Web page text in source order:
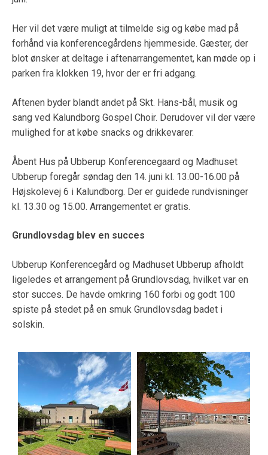
Her vil det være muligt at tilmelde sig og købe mad på
forhånd via konferencegårdens hjemmeside. Gæster, der
blot ønsker at deltage i aftenarrangementet, kan møde op i
parken fra klokken 19, hvor der er fri adgang.
Aftenen byder blandt andet på Skt. Hans-bål, musik og
sang ved Kalundborg Gospel Choir. Derudover vil der være
mulighed for at købe snacks og drikkevarer.
Åbent Hus på Ubberup Konferencegaard og Madhuset
Ubberup foregår søndag den 14. juni kl. 13.00-16.00 på
Højskolevej 6 i Kalundborg. Der er guidede rundvisninger
kl. 13.30 og 15.00. Arrangementet er gratis.
Grundlovsdag blev en succes
Ubberup Konferencegård og Madhuset Ubberup afholdt
ligeledes et arrangement på Grundlovsdag, hvilket var en
stor succes. De havde omkring 160 forbi og godt 100
spiste på stedet på en smuk Grundlovsdag badet i
solskin.